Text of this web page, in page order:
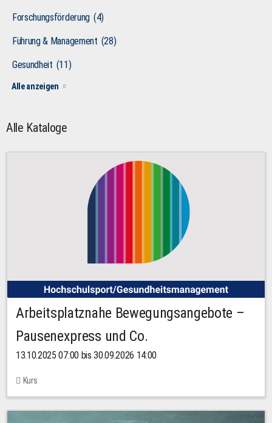
Forschungsförderung (4)
Führung & Management (28)
Gesundheit (11)
Alle anzeigen
Alle Kataloge
Arbeitsplatznahe Bewegungsangebote –
Pausenexpress und Co.
13.10.2025 07:00 bis 30.09.2026 14:00
Kurs